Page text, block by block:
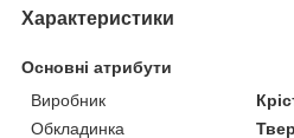
Характеристики
Основні атрибути
Виробник
Обкладинка